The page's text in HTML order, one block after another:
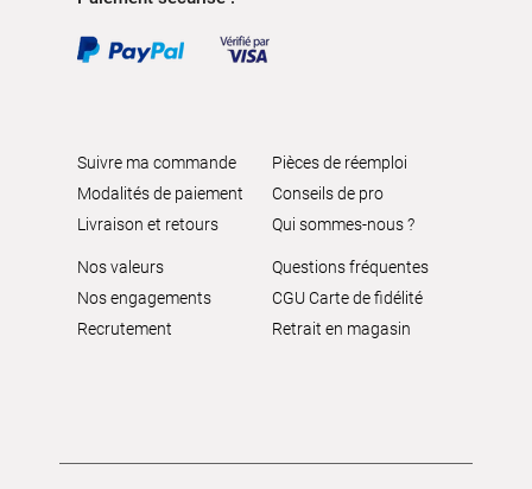
Suivre ma commande
Modalités de paiement
Livraison et retours
Pièces de réemploi
Conseils de pro
Qui sommes-nous ?
Nos valeurs
Nos engagements
Recrutement
Questions fréquentes
CGU Carte de fidélité
Retrait en magasin